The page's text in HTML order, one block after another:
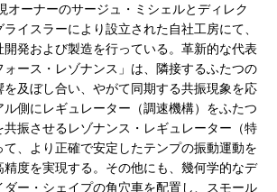
オーナーのサージュ・ミシェルとディレク
イスラーにより設立された自社工房にて、
開発および製造を行っている。革新的な代表
ース・レゾナンス」は、隣接するふたつの
及ぼし合い、やがて同期する共振現象を応
ル側にレギュレーター（調速機構）をふたつ
振させるレゾナンス・レギュレーター（特
、より正確で安定したテンプの振動運動を
度を実現する。その他にも、幾何学的なデ
ー・シェイプの角穴車を配置し、スモール